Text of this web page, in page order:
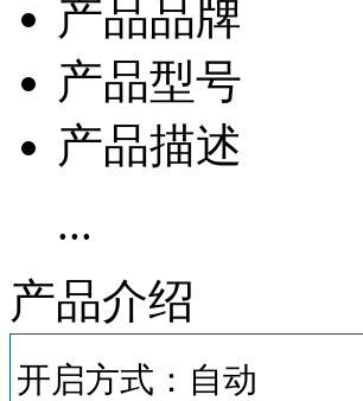
产品品牌
产品型号
产品描述
...
产品介绍
开启方式：自动